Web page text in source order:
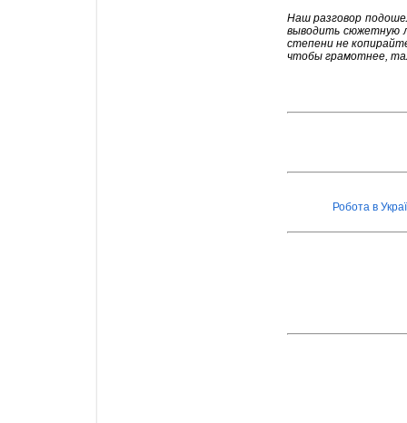
Наш разговор
выводить сюжетную
степени не
чтобы грамотнее,
Робота в